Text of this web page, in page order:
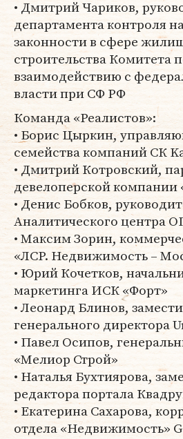
• Дмитрий Чариков,
департамента контроля
законности в сфере
строительства Комитета
взаимодействию с
власти при СФ РФ
Команда «Реалистов»:
• Борис Цыркин,
семейства компаний СК
• Дмитрий Котровский,
девелоперской компании
• Денис Бобков,
Аналитического центра
• Максим Зорин,
«ЛСР. Недвижимость –
• Юрий Кочетков,
маркетинга ИСК «Форт»
• Леонард Блинов,
генерального директора
• Павел Осипов,
«Мелиор Строй»
• Наталья Бухтиярова,
редактора портала
• Екатерина Сахарова,
отдела «Недвижимость»